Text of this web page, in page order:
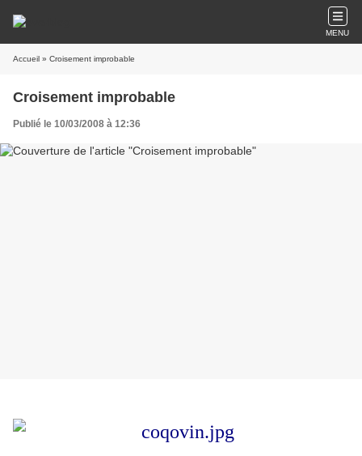
MENU
Accueil » Croisement improbable
Croisement improbable
Publié le 10/03/2008 à 12:36